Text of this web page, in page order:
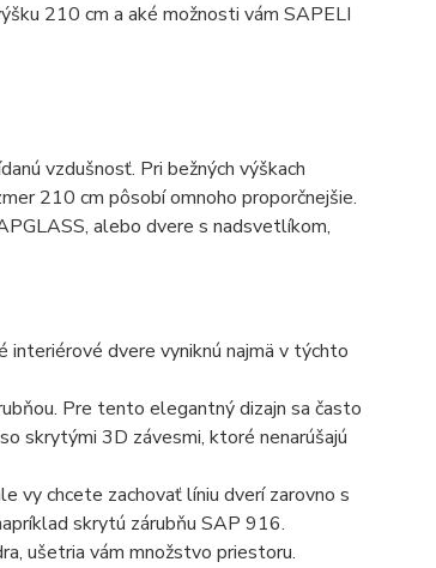
210 cm a aké možnosti vám SAPELI
vzdušnosť. Pri bežných výškach
210 cm pôsobí omnoho proporčnejšie.
alebo dvere s nadsvetlíkom,
interiérové dvere vyniknú najmä v týchto
Pre tento elegantný dizajn sa často
skrytými 3D závesmi, ktoré nenarúšajú
vy chcete zachovať líniu dverí zarovno s
skrytú zárubňu SAP 916.
ušetria vám množstvo priestoru.